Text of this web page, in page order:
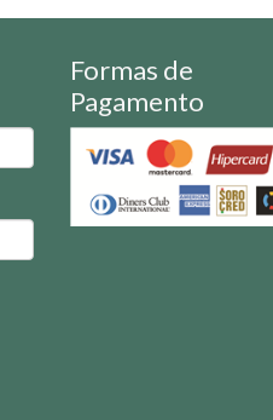
Formas de
Pagamento